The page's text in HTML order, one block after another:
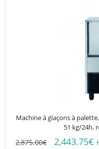
Machine à glaçons à
51 kg/24h,
2,875.00€ 2,443.75€